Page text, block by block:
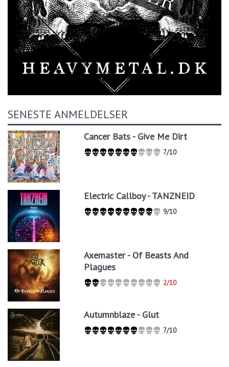
SENESTE ANMELDELSER
Cancer Bats - Give Me Dirt
7/10
Electric Callboy - TANZNEID
9/10
Axemaster - Of Beasts And
Plagues
2/10
Autumnblaze - Glut
7/10